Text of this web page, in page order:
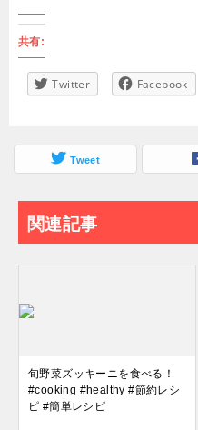
共有:
Twitter Facebook
Tweet
関連記事
旬野菜ズッキーニを食べる！
#cooking #healthy #節約レシ
ピ #簡単レシピ